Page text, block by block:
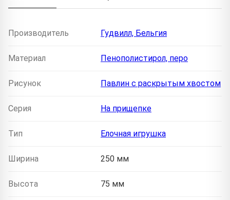
Производитель Гудвилл, Бельгия
Материал Пенополистирол, перо
Рисунок Павлин с раскрытым хвостом
Серия На прищепке
Тип Елочная игрушка
Ширина 250 мм
Высота 75 мм